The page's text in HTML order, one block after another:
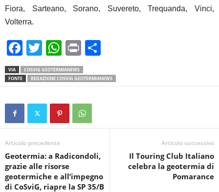
Fiora, Sarteano, Sorano, Suvereto, Trequanda, Vinci,
Volterra.
F
a
c
b
o
o
k
T
wi
tt
W
h
at
A
p
Pr
in
t
n
di
VIA
COSVIG GEOTERMIANEWS
FONTE
REDAZIONE COSVIG GEOTERMIANEWS
Articolo precedente
Geotermia: a Radicondoli,
grazie alle risorse
geotermiche e all’impegno
di CoSviG, riapre la SP 35/B
Articolo successivo
Il Touring Club Italiano
celebra la geotermia di
Pomarance